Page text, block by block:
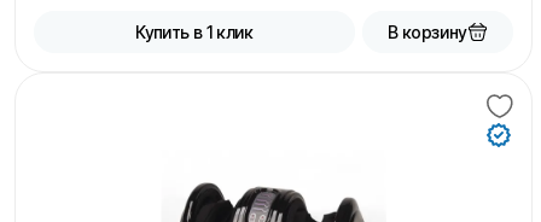
Купить в 1 клик В корзину